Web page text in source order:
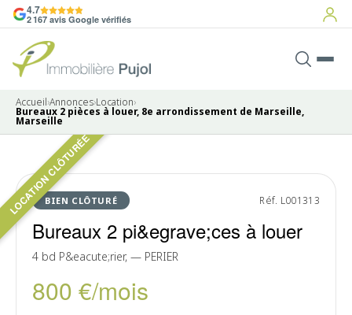
4.7
2 167 avis Google vérifiés
Accueil›Annonces›Location›
Bureaux 2 pièces à louer, 8e arrondissement de Marseille,
Marseille
LOCATION CLÔTURÉE
BIEN CLÔTURÉ Réf. L001313
Bureaux 2 pi&egrave;ces à louer
4 bd P&eacute;rier, — PERIER
800 €/mois
Pas de photo disponible
LOUÉ